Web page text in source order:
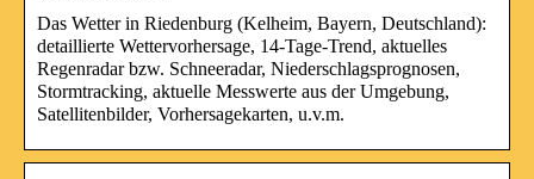
Das Wetter in Riedenburg (Kelheim, Bayern, Deutschland):
detaillierte Wettervorhersage, 14-Tage-Trend, aktuelles
Regenradar bzw. Schneeradar, Niederschlagsprognosen,
Stormtracking, aktuelle Messwerte aus der Umgebung,
Satellitenbilder, Vorhersagekarten, u.v.m.